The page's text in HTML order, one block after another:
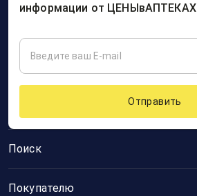
Поиск
Покупателю
информации от ЦЕНЫвАПТЕКАХ
Отправить